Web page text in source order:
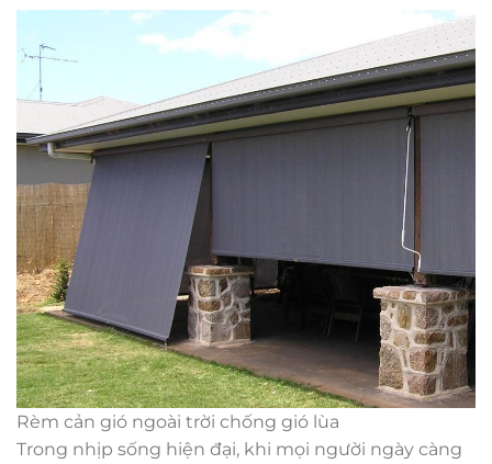
Rèm cản gió ngoài trời chống gió lùa
Trong nhịp sống hiện đại, khi mọi người ngày càng